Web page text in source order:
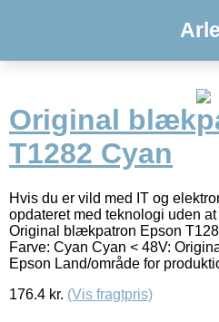
Original
T1282 Cyan
Hvis du er vild med IT og
opdateret med teknologi uden
Original blækpatron Epson
Farve: Cyan Cyan < 48V:
Epson Land/område for
176.4 kr. (Vis fragtpris)